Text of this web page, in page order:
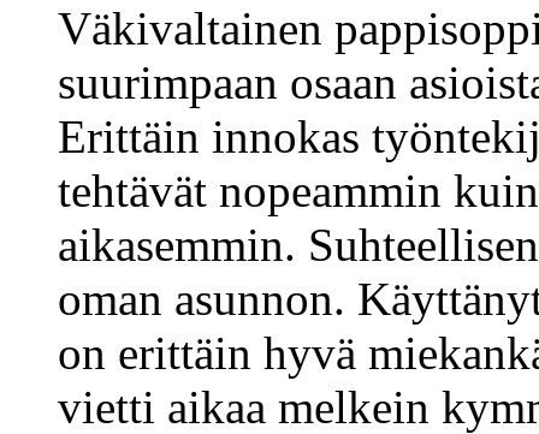
Väkivaltainen
suurimpaan osaan
Erittäin innokas
tehtävät nopeammin
aikasemmin.
oman asunnon.
on erittäin hyvä
vietti aikaa melkein